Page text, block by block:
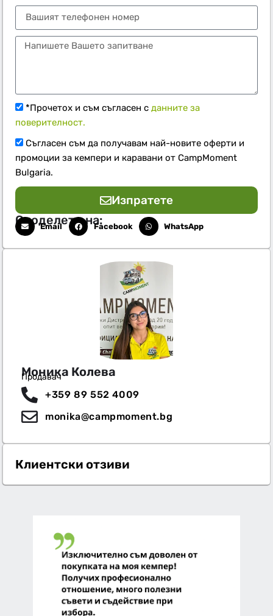
*Прочетох и съм съгласен сданните за
поверителност.
Съгласен съм да получавам най-новите оферти и
промоции за кемпери и каравани от CampMoment
Bulgaria.
Изпратете
Споделете на:
Email Facebook WhatsApp
Моника Колева
Продавач
+359 89 552 4009
monika@campmoment.bg
Клиентски отзиви